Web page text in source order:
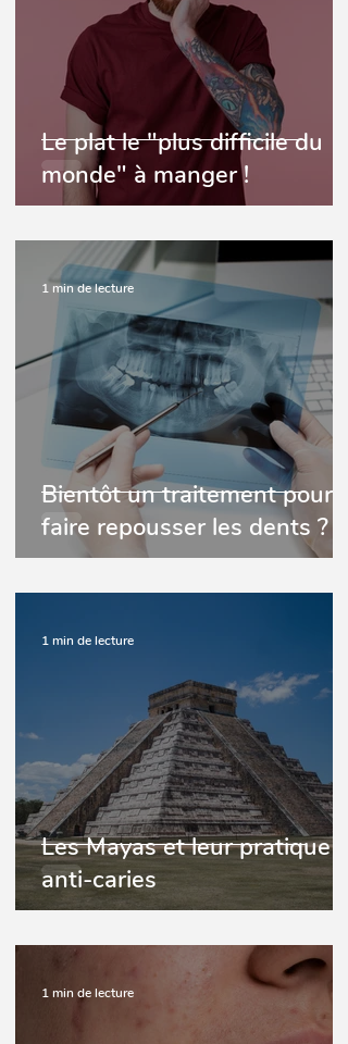
Le plat le "plus difficile du
monde" à manger !
Bientôt un traitement pour
faire repousser les dents ?
1 min de lecture
Les Mayas et leur pratique
anti-caries
1 min de lecture
1 min de lecture